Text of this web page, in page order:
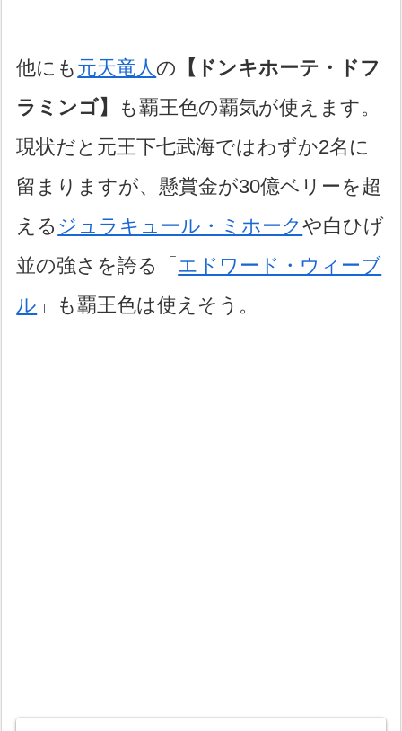
他にも 元天竜人の 【ドンキホーテ・ドフ
ラミンゴ】
も覇王色の覇気が使えます。
現状だと元王下七武海ではわずか2名に
留まりますが、懸賞金が30億ベリーを超
える ジュラキュール・ミホークや白ひげ
並の強さを誇る「 エドワード・ウィーブ
ル 」も覇王色は使えそう。